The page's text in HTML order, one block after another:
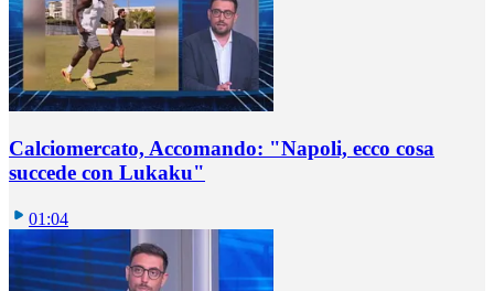
Calciomercato, Accomando: "Napoli, ecco cosa
succede con Lukaku"
01:04